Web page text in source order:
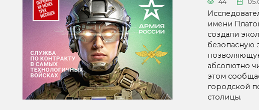
44
имени
создали
безопасную
абсолютно
этом
городской
столицы.